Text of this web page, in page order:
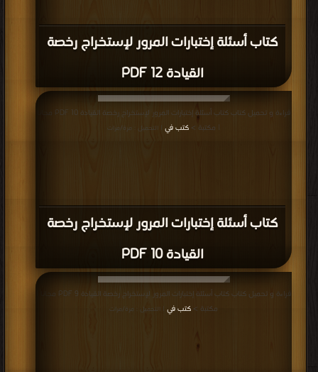
كتاب أسئلة إختبارات المرور لإستخراج رخصة
القيادة 12 PDF
كتاب أسئلة إختبارات المرور لإستخراج رخصة
القيادة 10 PDF
| مكتبة > كتب في | التحميل : مرة/مرات
قراءة و تحميل كتاب كتاب أسئلة إختبارات المرور لإستخراج رخصة القيادة 9 PDF مجانا |
مكتبة > كتب في | التحميل : مرة/مرات